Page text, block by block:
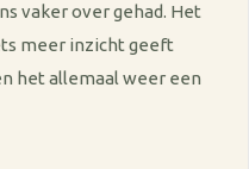
vaker over gehad. Het
meer inzicht geeft
het allemaal weer een